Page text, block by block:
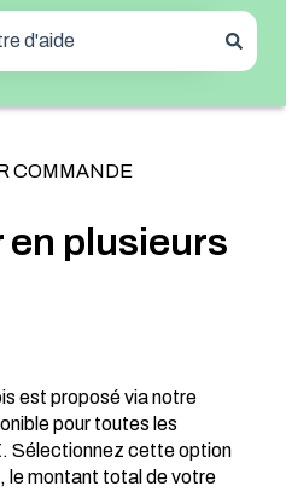
COMMANDE
en plusieurs
est proposé via notre
pour toutes les
Sélectionnez cette option
le montant total de votre